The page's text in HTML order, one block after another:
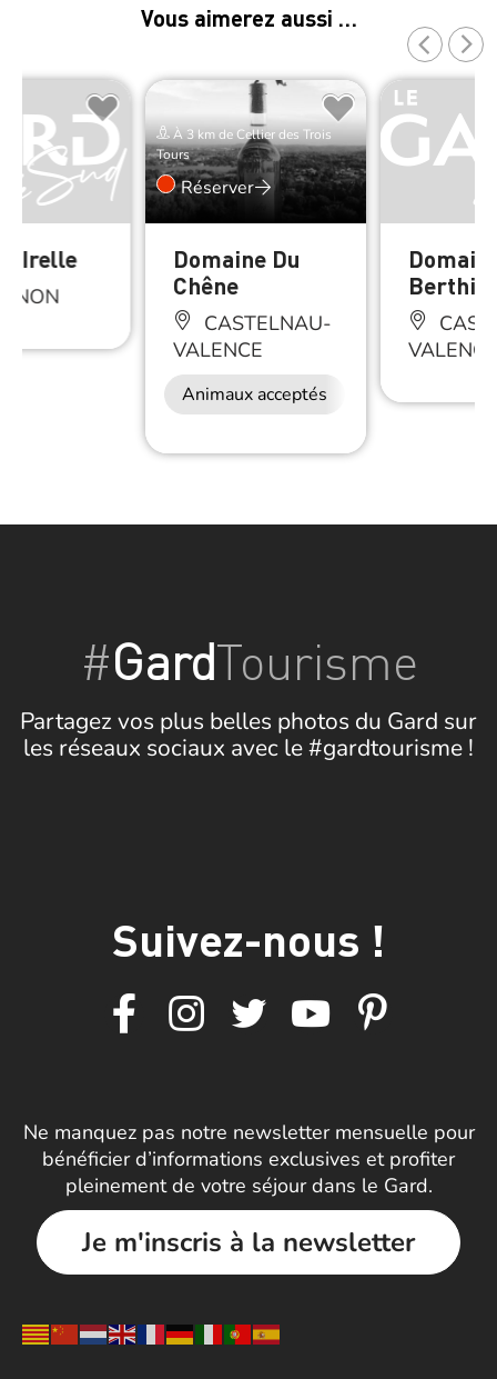
Vous aimerez aussi …
À 3 km de Cellier des Trois
Tours
Réserver
Domaine Du
Chêne
CASTELNAU-
VALENCE
Animaux acceptés
VALENCE
#GardTourisme
Partagez vos plus belles photos du Gard sur
les réseaux sociaux avec le #gardtourisme !
Suivez-nous !
Ne manquez pas notre newsletter mensuelle pour
bénéficier d’informations exclusives et profiter
pleinement de votre séjour dans le Gard.
Je m'inscris à la newsletter